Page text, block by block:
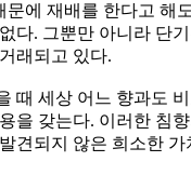
에 재배를 한다고 해
다. 그뿐만 아니라 단
래되고 있다.
때 세상 어느 향과도
을 갖는다. 이러한 침
견되지 않은 희소한 가